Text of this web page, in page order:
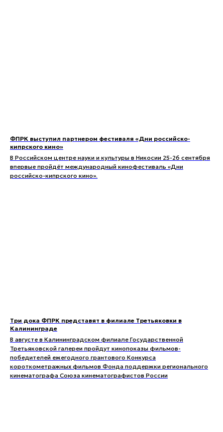
ФПРК выступил партнером фестиваля «Дни российско-
кипрского кино»
В Российском центре науки и культуры в Никосии 25-26 сентября
впервые пройдёт международный кинофестиваль «Дни
российско-кипрского кино».
Три дока ФПРК представят в филиале Третьяковки в
Калининграде
В августе в Калининградском филиале Государственной
Третьяковской галереи пройдут кинопоказы фильмов-
победителей ежегодного грантового Конкурса
короткометражных фильмов Фонда поддержки регионального
кинематографа Союза кинематографистов России